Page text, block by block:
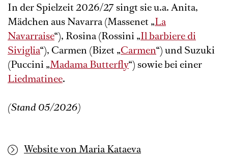
In der Spielzeit 2026/27 singt sie u.a. Anita,
Mädchen aus Navarra (Massenet „La
Navarraise“), Rosina (Rossini „Il barbiere di
Siviglia“), Carmen (Bizet „Carmen“) und Suzuki
(Puccini „Madama Butterfly“) sowie bei einer
Liedmatinee.
(Stand 05/2026)
Website von Maria Kataeva